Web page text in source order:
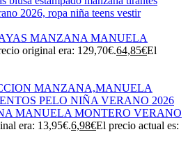
MANZANA MANUELA
original era: 129,70€.64,85€El
MANUELA MONTERO VERANO
era: 13,95€.6,98€El precio actual es: